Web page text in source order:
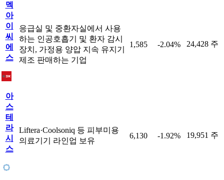
멕
아
이
씨
에
스
응급실 및 중환자실에서 사용
하는 인공호흡기 및 환자 감시
장치, 가정용 양압 지속 유지기
제조 판매하는 기업
1,585 -2.04% 24,428 주
아
스
테
라
시
스
Liftera·Coolsoniq 등 피부미용
의료기기 라인업 보유
6,130 -1.92% 19,951 주